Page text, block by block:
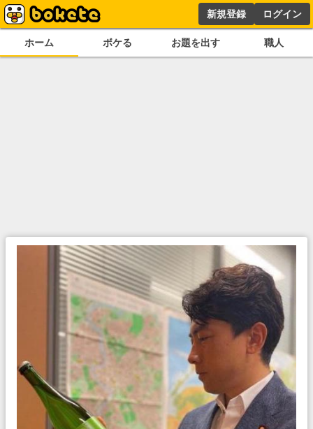
新規登録 ログイン
ホーム ボケる お題を出す 職人